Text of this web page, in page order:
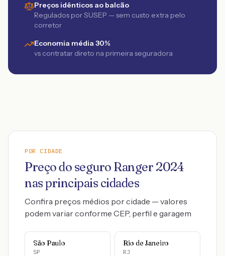
Preços idênticos ao balcão
Regulados por SUSEP — sem custo extra pelo
corretor
Economia média 30%
vs contratar direto na primeira seguradora
POR CIDADE
Preço do seguro Ranger 2024
nas principais cidades
Confira preços médios por cidade — valores
podem variar conforme CEP, perfil e garagem
São Paulo
SP
Rio de Janeiro
RJ